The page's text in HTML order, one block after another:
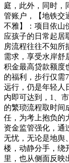
庭，此外，同时，
管账户，【地铁交
不雅】：项目依山
应孩子的日常起居
房流程往往不知所
需求，享受水岸舒
积金最高贷款额度
的福利，步行仅需
远行，仍是年轻人
内即可达到，1、
的繁琐流程取时间
任，为考上抱负的
资金监管强化，通
无忧，无论是地舆
楼，动静分手，绕
里，也从侧面反映